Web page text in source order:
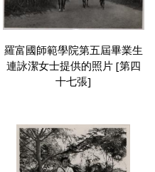
羅富國師範學院第五屆畢業生
連詠潔女士提供的照片 [第四
十七張]